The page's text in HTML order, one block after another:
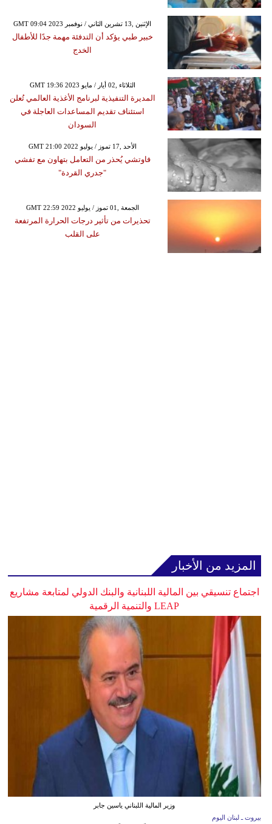
GMT 09:04 2023 الإثنين ,13 تشرين الثاني / نوفمبر
خبير طبي يؤكد أن التدفئة مهمة جدًا للأطفال
الخدج
GMT 19:36 2023 الثلاثاء ,02 أيار / مايو
المديرة التنفيذية لبرنامج الأغذية العالمي تُعلن
استئناف تقديم المساعدات العاجلة في
السودان
GMT 21:00 2022 الأحد ,17 تموز / يوليو
فاوتشي يُحذر من التعامل بتهاون مع تفشي
"جدري القردة"
GMT 22:59 2022 الجمعة ,01 تموز / يوليو
تحذيرات من تأثير درجات الحرارة المرتفعة
على القلب
المزيد من الأخبار
اجتماع تنسيقي بين المالية اللبنانية والبنك الدولي لمتابعة مشاريع
LEAP والتنمية الرقمية
وزير المالية اللبناني ياسين جابر
بيروت ـ لبنان اليوم